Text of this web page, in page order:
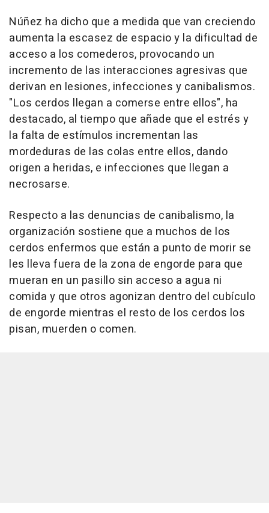
Núñez ha dicho que a medida que van creciendo
aumenta la escasez de espacio y la dificultad de
acceso a los comederos, provocando un
incremento de las interacciones agresivas que
derivan en lesiones, infecciones y canibalismos.
"Los cerdos llegan a comerse entre ellos", ha
destacado, al tiempo que añade que el estrés y
la falta de estímulos incrementan las
mordeduras de las colas entre ellos, dando
origen a heridas, e infecciones que llegan a
necrosarse.
Respecto a las denuncias de canibalismo, la
organización sostiene que a muchos de los
cerdos enfermos que están a punto de morir se
les lleva fuera de la zona de engorde para que
mueran en un pasillo sin acceso a agua ni
comida y que otros agonizan dentro del cubículo
de engorde mientras el resto de los cerdos los
pisan, muerden o comen.